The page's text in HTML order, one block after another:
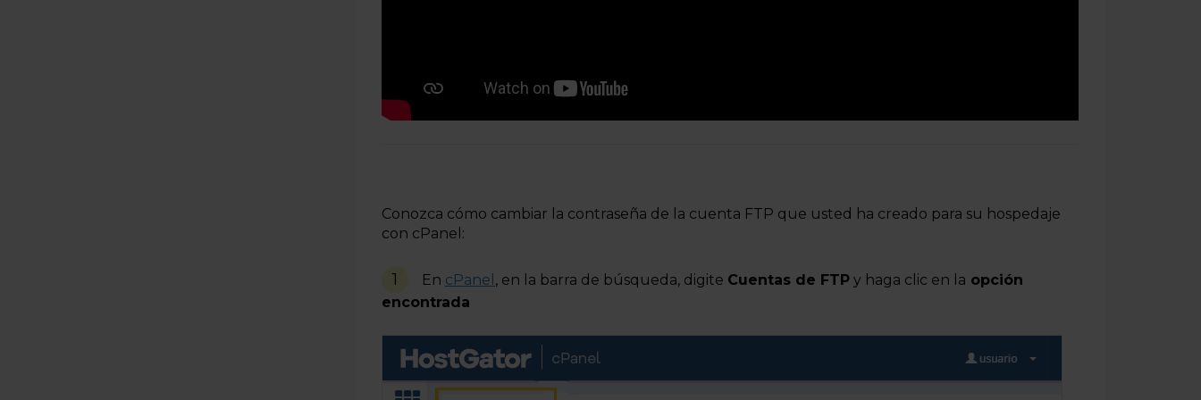
Conozca cómo cambiar la contraseña de la cuenta FTP que usted ha creado para su hospedaje
con cPanel:
1 En cPanel , en la barra de búsqueda, digite Cuentas de FTP y haga clic en la opción
encontrada